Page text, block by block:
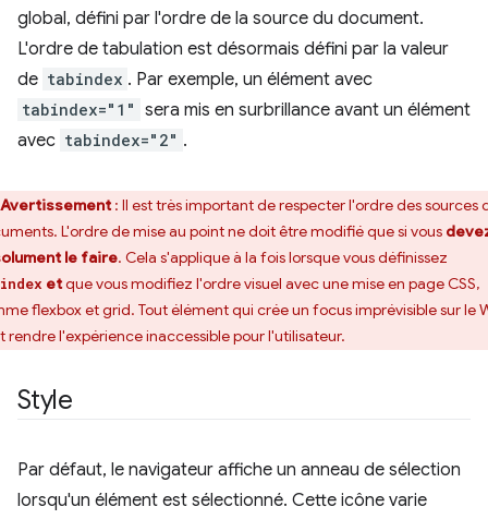
global, défini par l'ordre de la source du document.
L'ordre de tabulation est désormais défini par la valeur
de tabindex . Par exemple, un élément avec
tabindex="1" sera mis en surbrillance avant un élément
avec tabindex="2" .
Avertissement: Il est très important de respecter l'ordre des sources
L'ordre de mise au point ne doit être modifié que si vous
le faire. Cela s'applique à la fois lorsque vous définissez
etque vous modifiez l'ordre visuel avec une mise en page CSS,
flexbox et grid. Tout élément qui crée un focus imprévisible sur le
rendre l'expérience inaccessible pour l'utilisateur.
Style
Par défaut, le navigateur affiche un anneau de sélection
lorsqu'un élément est sélectionné. Cette icône varie